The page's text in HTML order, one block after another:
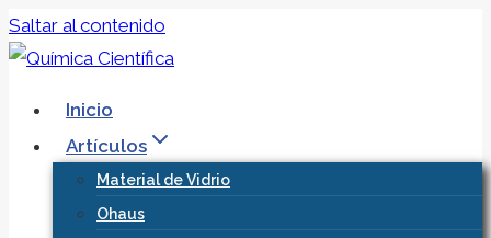
Saltar al contenido
Inicio
Artículos
Material de Vidrio
Ohaus